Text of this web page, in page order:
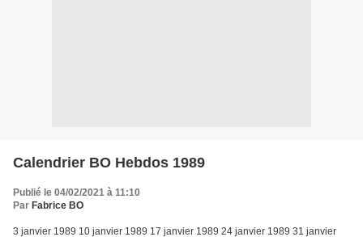
Calendrier BO Hebdos 1989
Publié le 04/02/2021 à 11:10
Par Fabrice BO
3 janvier 1989 10 janvier 1989 17 janvier 1989 24 janvier 1989 31 janvier